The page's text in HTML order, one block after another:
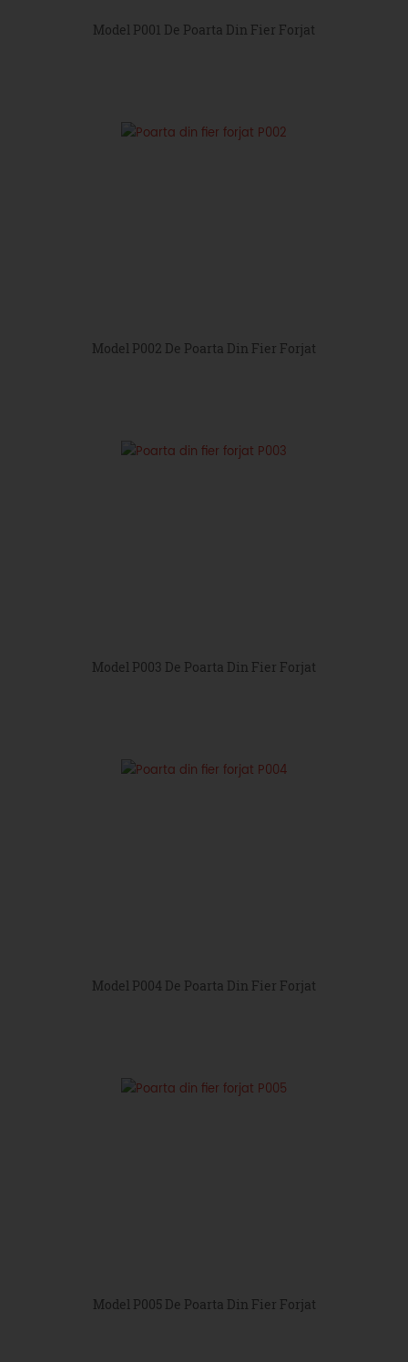
Model P001 De Poarta Din Fier Forjat
Model P002 De Poarta Din Fier Forjat
Model P003 De Poarta Din Fier Forjat
Model P004 De Poarta Din Fier Forjat
Model P005 De Poarta Din Fier Forjat